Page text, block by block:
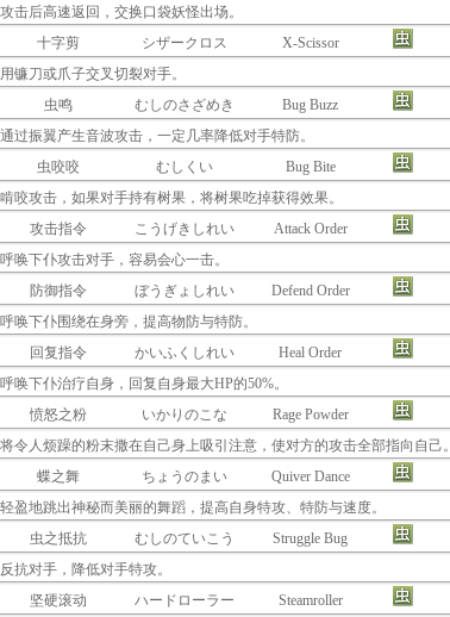
攻击后高速返回，交换口袋妖怪出场。
十字剪
シザークロス X-Scissor
用镰刀或爪子交叉切裂对手。
虫鸣
むしのさざめき Bug Buzz
通过振翼产生音波攻击，一定几率降低对手特防。
虫咬咬
むしくい Bug Bite
啃咬攻击，如果对手持有树果，将树果吃掉获得效果。
攻击指令
こうげきしれい Attack Order
呼唤下仆攻击对手，容易会心一击。
防御指令
ぼうぎょしれい Defend Order
呼唤下仆围绕在身旁，提高物防与特防。
回复指令
かいふくしれい Heal Order
呼唤下仆治疗自身，回复自身最大HP的50%。
愤怒之粉
いかりのこな Rage Powder
将令人烦躁的粉末撒在自己身上吸引注意，使对方的攻击全部指向自己。
蝶之舞
ちょうのまい Quiver Dance
轻盈地跳出神秘而美丽的舞蹈，提高自身特攻、特防与速度。
虫之抵抗
むしのていこう Struggle Bug
反抗对手，降低对手特攻。
坚硬滚动
ハードローラー Steamroller